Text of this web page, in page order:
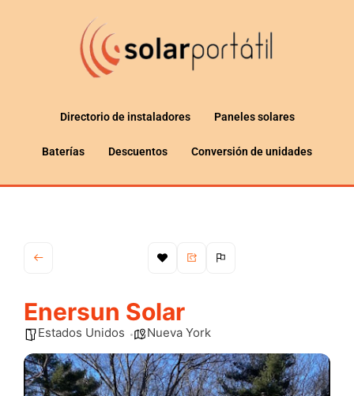
Directorio de instaladores Paneles solares
Baterías Descuentos Conversión de unidades
Enersun Solar
Estados Unidos Nueva York